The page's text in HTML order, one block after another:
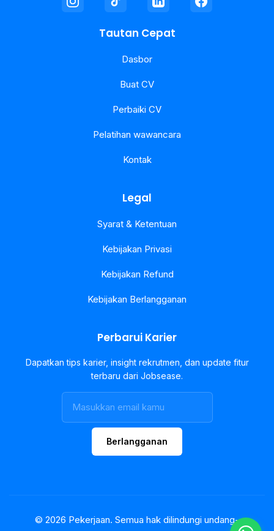
Tautan Cepat
Dasbor
Buat CV
Perbaiki CV
Pelatihan wawancara
Kontak
Legal
Syarat & Ketentuan
Kebijakan Privasi
Kebijakan Refund
Kebijakan Berlangganan
Perbarui Karier
Dapatkan tips karier, insight rekrutmen, dan update fitur
terbaru dari Jobsease.
Berlangganan
© 2026 Pekerjaan. Semua hak dilindungi undang-